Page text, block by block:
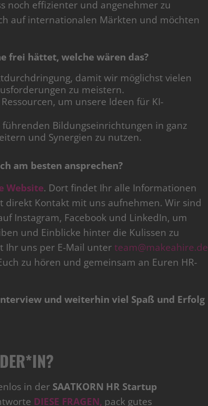
noch effizienter und angenehmer zu
auf internationalen Märkten und möchten
frei hättet, welche wären das?
damit wir möglichst vielen
zu meistern.
um unsere Ideen für KI-
Bildungseinrichtungen in ganz
und Synergien zu nutzen.
am besten ansprechen?
Website. Dort findet Ihr alle Informationen
Kontakt mit uns aufnehmen. Wir sind
Instagram, Facebook und LinkedIn, um
und Einblicke hinter die Kulissen zu
Ihr uns per E-Mail unterteam@makeahire.de
zu hören und gemeinsam an Euren HR-
und weiterhin viel Spaß und Erfolg
in der SAATKORN HR Startup
DIESE FRAGEN, pack gutes